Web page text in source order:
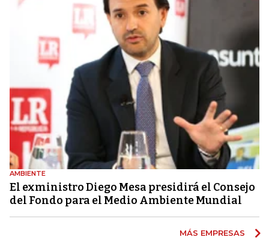
AMBIENTE
El exministro Diego Mesa presidirá el Consejo
del Fondo para el Medio Ambiente Mundial
MÁS EMPRESAS